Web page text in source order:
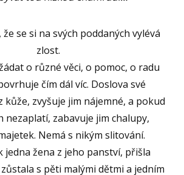
se si na svých poddaných vylévá
zlost.
o různé věci, o pomoc, o radu
čím dál víc. Doslova své
kůže, zvyšuje jim nájemné, a pokud
nezaplatí, zabavuje jim chalupy,
Nemá s nikým slitování.
jedna žena z jeho panství, přišla
s pěti malými dětmi a jedním